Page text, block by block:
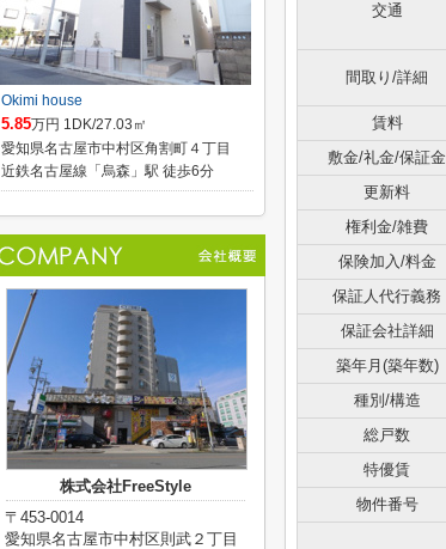
交通
間取り/詳細
賃料
敷金/礼金/保証金
更新料
権利金/雑費
保険加入/料金
保証人代行義務
保証会社詳細
築年月(築年数)
種別/構造
総戸数
特優賃
物件番号
Okimi house
5.85万円 1DK/27.03㎡
愛知県名古屋市中村区角割町４丁目
近鉄名古屋線「烏森」駅 徒歩6分
株式会社FreeStyle
〒453-0014
愛知県名古屋市中村区則武２丁目